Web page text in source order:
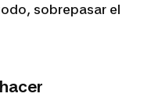
sobrepasar el